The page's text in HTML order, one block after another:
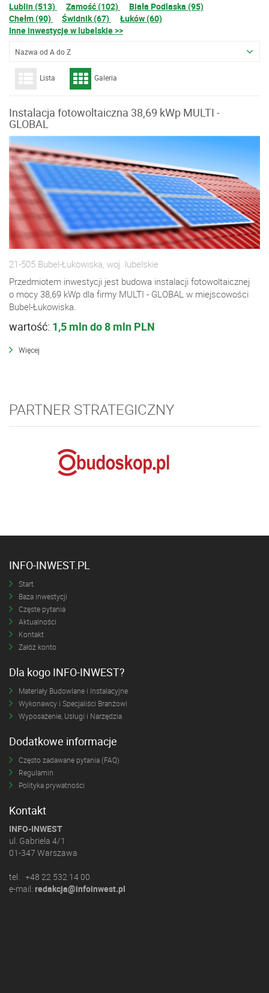
Lublin (513) Zamość (102)
Biała Podlaska (95)
Chełm (90)
Świdnik (67)
Łuków (60)
Inne inwestycje w lubelskie >>
Nazwa od A do Z
Lista Galeria
Instalacja fotowoltaiczna 38,69 kWp MULTI -
GLOBAL
21-505 Bubel-Łukowiska, woj. lubelskie
Przedmiotem inwestycji jest budowa instalacji fotowoltaicznej
o mocy 38,69 kWp dla firmy MULTI - GLOBAL w miejscowości
Bubel-Łukowiska.
wartość: 1,5 mln do 8 mln PLN
Więcej
PARTNER STRATEGICZNY
INFO-INWEST.PL
Start
Baza inwestycji
Częste pytania
Aktualności
Kontakt
Załóż konto
Dla kogo INFO-INWEST?
Materiały Budowlane i Instalacyjne
Wykonawcy i Specjaliści Branżowi
Wyposażenie, Usługi i Narzędzia
Dodatkowe informacje
Często zadawane pytania (FAQ)
Regulamin
Polityka prywatności
Kontakt
INFO-INWEST
ul. Gabriela 4/1
01-347 Warszawa
tel. +48 22 532 14 00
e-mail: redakcja@infoinwest.pl